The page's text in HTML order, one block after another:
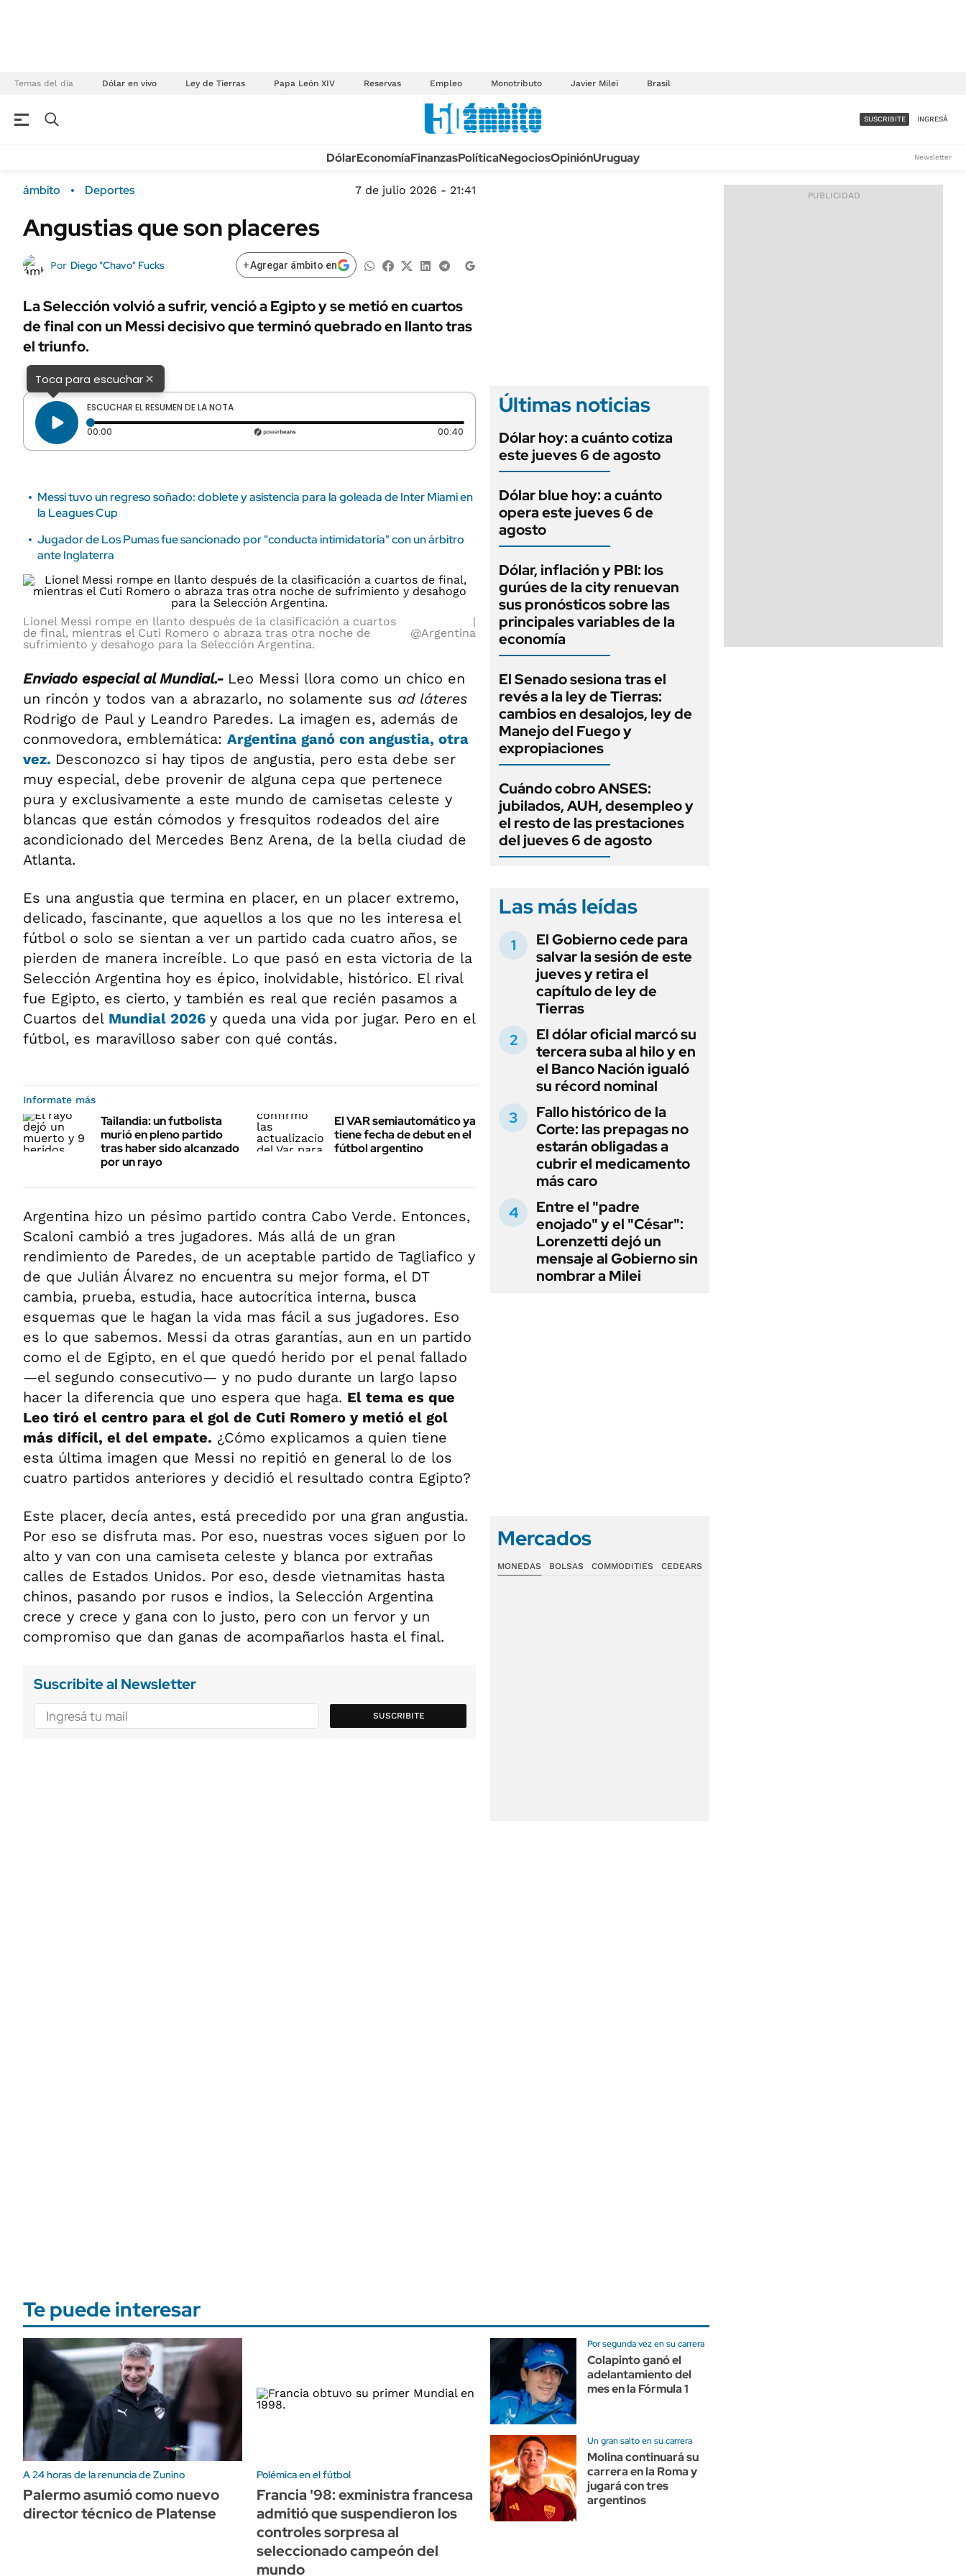
Temas del día Dólar en vivo Ley de Tierras Papa León XIV Reservas Empleo Monotributo Javier Milei Brasil
Campo
FINANZAS
Dólar
Mercados
ÁMBITO DEBATE
MEDIAKIT AMBITO DEBATE
Sustentabilidad
ENERGY REPORT
Nacional
TECNOLOGÍA
MÉXICO
INFORMACIÓN GENERAL
DEPORTES
LIFESTYLE
ACCESO FULL - $1.800/MES
SUSCRIBITE INGRESÁ
DólarEconomíaFinanzasPolíticaNegociosOpiniónUruguay Newsletter
ámbito Deportes 7 de julio 2026 - 21:41
Angustias que son placeres
Por Diego "Chavo" Fucks +Agregar ámbito en
La Selección volvió a sufrir, venció a Egipto y se metió en cuartos
de final con un Messi decisivo que terminó quebrado en llanto tras
el triunfo.
Toca para escuchar×
ESCUCHAR EL RESUMEN DE LA NOTA
00:00 Tiempo transcurrido: 0 segundos 00:40 Duración: 40 segundos
Messi tuvo un regreso soñado: doblete y asistencia para la goleada de Inter Miami en
la Leagues Cup
Jugador de Los Pumas fue sancionado por "conducta intimidatoria" con un árbitro
ante Inglaterra
Lionel Messi rompe en llanto después de la clasificación a cuartos
de final, mientras el Cuti Romero o abraza tras otra noche de
sufrimiento y desahogo para la Selección Argentina.
@Argentina
Enviado especial al Mundial.- Leo Messi llora como un chico en
un rincón y todos van a abrazarlo, no solamente sus ad láteres
Rodrigo de Paul y Leandro Paredes. La imagen es, además de
conmovedora, emblemática: Argentina ganó con angustia, otra
vez. Desconozco si hay tipos de angustia, pero esta debe ser
muy especial, debe provenir de alguna cepa que pertenece
pura y exclusivamente a este mundo de camisetas celeste y
blancas que están cómodos y fresquitos rodeados del aire
acondicionado del Mercedes Benz Arena, de la bella ciudad de
Atlanta.
Es una angustia que termina en placer, en un placer extremo,
delicado, fascinante, que aquellos a los que no les interesa el
fútbol o solo se sientan a ver un partido cada cuatro años, se
pierden de manera increíble. Lo que pasó en esta victoria de la
Selección Argentina hoy es épico, inolvidable, histórico. El rival
fue Egipto, es cierto, y también es real que recién pasamos a
Cuartos del Mundial 2026 y queda una vida por jugar. Pero en el
fútbol, es maravilloso saber con qué contás.
Informate más
Tailandia: un futbolista
murió en pleno partido
tras haber sido alcanzado
por un rayo
El VAR semiautomático ya
tiene fecha de debut en el
fútbol argentino
Argentina hizo un pésimo partido contra Cabo Verde. Entonces,
Scaloni cambió a tres jugadores. Más allá de un gran
rendimiento de Paredes, de un aceptable partido de Tagliafico y
de que Julián Álvarez no encuentra su mejor forma, el DT
cambia, prueba, estudia, hace autocrítica interna, busca
esquemas que le hagan la vida mas fácil a sus jugadores. Eso
es lo que sabemos. Messi da otras garantías, aun en un partido
como el de Egipto, en el que quedó herido por el penal fallado
—el segundo consecutivo— y no pudo durante un largo lapso
hacer la diferencia que uno espera que haga. El tema es que
Leo tiró el centro para el gol de Cuti Romero y metió el gol
más difícil, el del empate. ¿Cómo explicamos a quien tiene
esta última imagen que Messi no repitió en general lo de los
cuatro partidos anteriores y decidió el resultado contra Egipto?
Este placer, decía antes, está precedido por una gran angustia.
Por eso se disfruta mas. Por eso, nuestras voces siguen por lo
alto y van con una camiseta celeste y blanca por extrañas
calles de Estados Unidos. Por eso, desde vietnamitas hasta
chinos, pasando por rusos e indios, la Selección Argentina
crece y crece y gana con lo justo, pero con un fervor y un
compromiso que dan ganas de acompañarlos hasta el final.
Suscribite al Newsletter
SUSCRIBITE
Últimas noticias
Dólar hoy: a cuánto cotiza
este jueves 6 de agosto
Dólar blue hoy: a cuánto
opera este jueves 6 de
agosto
Dólar, inflación y PBI: los
gurúes de la city renuevan
sus pronósticos sobre las
principales variables de la
economía
El Senado sesiona tras el
revés a la ley de Tierras:
cambios en desalojos, ley de
Manejo del Fuego y
expropiaciones
Cuándo cobro ANSES:
jubilados, AUH, desempleo y
el resto de las prestaciones
del jueves 6 de agosto
Las más leídas
El Gobierno cede para
salvar la sesión de este
jueves y retira el
capítulo de ley de
Tierras
El dólar oficial marcó su
tercera suba al hilo y en
el Banco Nación igualó
su récord nominal
Fallo histórico de la
Corte: las prepagas no
estarán obligadas a
cubrir el medicamento
más caro
Entre el "padre
enojado" y el "César":
Lorenzetti dejó un
mensaje al Gobierno sin
nombrar a Milei
Mercados
MONEDAS BOLSAS COMMODITIES CEDEARS
Te puede interesar
A 24 horas de la renuncia de Zunino
Palermo asumió como nuevo
director técnico de Platense
Polémica en el fútbol
Francia '98: exministra francesa
admitió que suspendieron los
controles sorpresa al
seleccionado campeón del
mundo
Por segunda vez en su carrera
Colapinto ganó el
adelantamiento del
mes en la Fórmula 1
Un gran salto en su carrera
Molina continuará su
carrera en la Roma y
jugará con tres
argentinos